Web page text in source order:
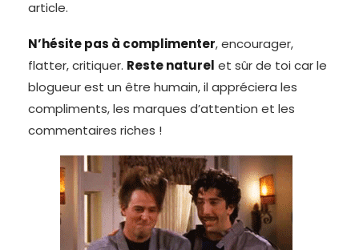
article.
N’hésite pas à complimenter, encourager,
flatter, critiquer. Reste naturel et sûr de toi car le
blogueur est un être humain, il appréciera les
compliments, les marques d’attention et les
commentaires riches !